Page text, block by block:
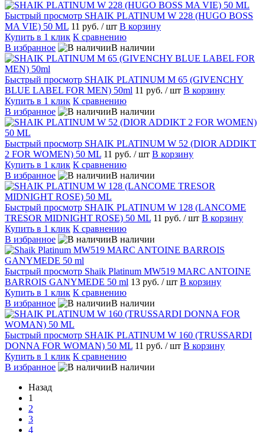
Быстрый просмотр SHAIK PLATINUM W 228 (HUGO BOSS
MA VIE) 50 ML 11 руб. / шт В корзину
Купить в 1 клик К сравнению
В избранное
В наличии
Быстрый просмотр SHAIK PLATINUM M 65 (GIVENCHY
BLUE LABEL FOR MEN) 50ml 11 руб. / шт В корзину
Купить в 1 клик К сравнению
В избранное
В наличии
Быстрый просмотр SHAIK PLATINUM W 52 (DIOR ADDIKT
2 FOR WOMEN) 50 ML 11 руб. / шт В корзину
Купить в 1 клик К сравнению
В избранное
В наличии
Быстрый просмотр SHAIK PLATINUM W 128 (LANCOME
ТRESOR MIDNIGHT ROSE) 50 ML 11 руб. / шт В корзину
Купить в 1 клик К сравнению
В избранное
В наличии
Быстрый просмотр Shaik Platinum MW519 MARC ANTOINE
BARROIS GANYMEDE 50 ml 13 руб. / шт В корзину
Купить в 1 клик К сравнению
В избранное
В наличии
Быстрый просмотр SHAIK PLATINUM W 160 (TRUSSARDI
DONNA FOR WOMAN) 50 ML 11 руб. / шт В корзину
Купить в 1 клик К сравнению
В избранное
В наличии
Назад
1
2
3
4